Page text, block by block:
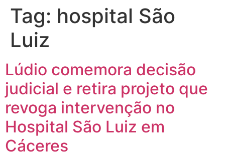
Tag: hospital São
Luiz
Lúdio comemora decisão
judicial e retira projeto que
revoga intervenção no
Hospital São Luiz em
Cáceres